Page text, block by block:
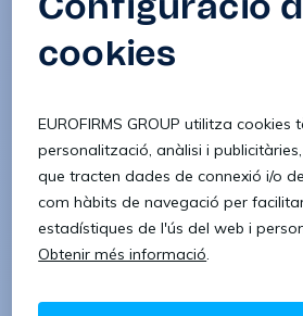
Contrasenya
Confirmar contrasenya
8 caràcters 1 lletra
1 lletra majúscula 1 número